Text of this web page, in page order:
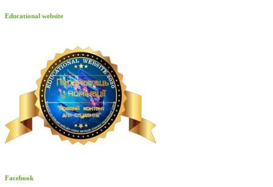
Educational website
Facebook